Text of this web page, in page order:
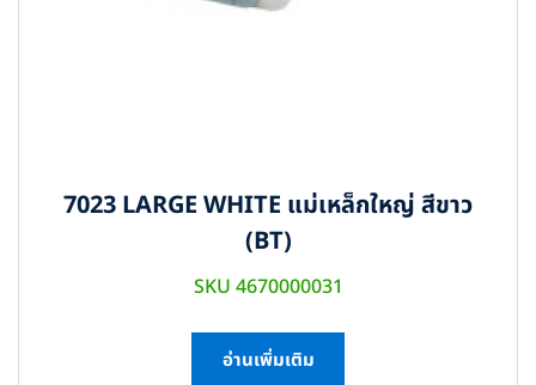
7023 LARGE WHITE แม่เหล็กใหญ่ สีขาว
(BT)
SKU 4670000031
อ่านเพิ่มเติม